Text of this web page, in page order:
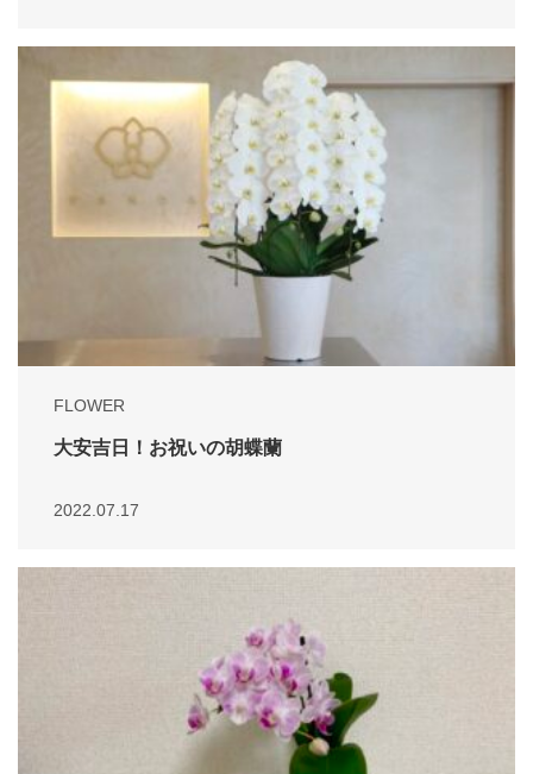
FLOWER
大安吉日！お祝いの胡蝶蘭
2022.07.17